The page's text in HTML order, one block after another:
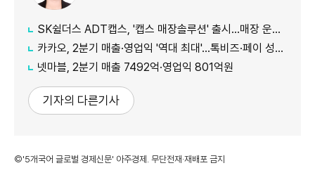
SK쉴더스 ADT캡스, '캡스 매장솔루션' 출시…매장 운영·보안 한 번에 관리
카카오, 2분기 매출·영업익 '역대 최대'…톡비즈·페이 성장 견인
넷마블, 2분기 매출 7492억·영업익 801억원
기자의 다른기사
©'5개국어 글로벌 경제신문' 아주경제. 무단전재·재배포 금지